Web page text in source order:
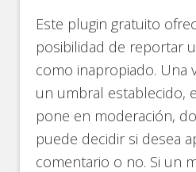
Este plugin gratuito
posibilidad de reportar
como inapropiado. Una
un umbral establecido,
pone en moderación,
puede decidir si desea
comentario o no. Si un